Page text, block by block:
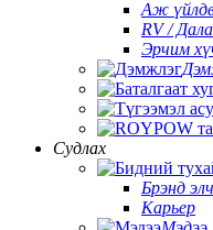
Аж
RV /
Эрчим
Судлах
Брэнд
Карьер